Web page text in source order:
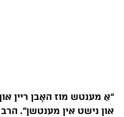
“אַ מענטש מוז האָבן ריין
און נישט אין מענטשן”. הרב